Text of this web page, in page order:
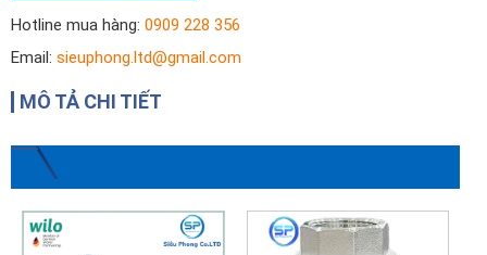
Hotline mua hàng: 0909 228 356
Email: sieuphong.ltd@gmail.com
MÔ TẢ CHI TIẾT